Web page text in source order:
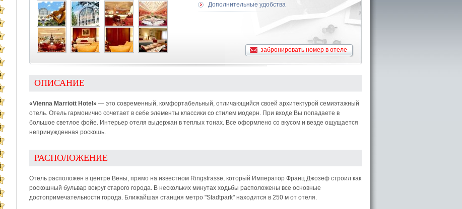
Дополнительные удобства
забронировать номер в отеле
ОПИСАНИЕ
«Vienna Marriott Hotel» — это современный, комфортабельный, отличающийся своей архитектурой семиэтажный
отель. Отель гармонично сочетает в себе элементы классики со стилем модерн. При входе Вы попадаете в
большое светлое фойе. Интерьер отеля выдержан в теплых тонах. Все оформлено со вкусом и везде ощущается
непринужденная роскошь.
РАСПОЛОЖЕНИЕ
Отель расположен в центре Вены, прямо на известном Ringstrasse, который Император Франц Джозеф строил как
роскошный бульвар вокруг старого города. В нескольких минутах ходьбы расположены все основные
достопримечательности города. Ближайшая станция метро "Stadtpark" находится в 250 м от отеля.